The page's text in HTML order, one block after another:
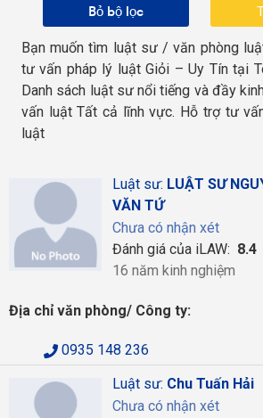
Bỏ bộ lọc
Bạn muốn tìm luật sư / văn phòng
tư vấn pháp lý luật Giỏi – Uy Tín tại
Danh sách luật sư nổi tiếng và đầy
vấn luật Tất cả lĩnh vực. Hỗ trợ tư
luật
Luật sư: LUẬT SƯ
VĂN TỨ
Chưa có nhận xét
Đánh giá của iLAW: 8.4
16 năm kinh nghiệm
Địa chỉ văn phòng/ Công ty:
0935 148 236
Luật sư: Chu Tuấn Hải
Chưa có nhận xét